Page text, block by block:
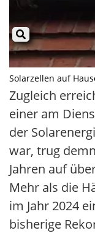
Solarzellen auf
Zugleich
einer am
der
war, trug
Jahren auf
Mehr als die
im Jahr 2024
bisherige